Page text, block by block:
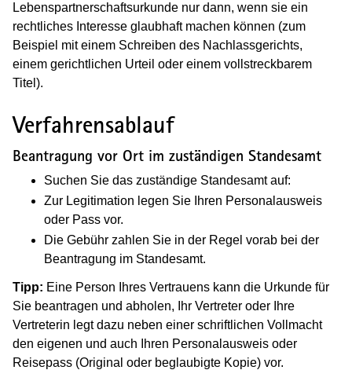
Lebenspartnerschaftsurkunde nur dann, wenn sie ein
rechtliches Interesse glaubhaft machen können (zum
Beispiel mit einem Schreiben des Nachlassgerichts,
einem gerichtlichen Urteil oder einem vollstreckbarem
Titel).
Verfahrensablauf
Beantragung vor Ort im zuständigen Standesamt
Suchen Sie das zuständige Standesamt auf:
Zur Legitimation legen Sie Ihren Personalausweis
oder Pass vor.
Die Gebühr zahlen Sie in der Regel vorab bei der
Beantragung im Standesamt.
Tipp: Eine Person Ihres Vertrauens kann die Urkunde für
Sie beantragen und abholen, Ihr Vertreter oder Ihre
Vertreterin legt dazu neben einer schriftlichen Vollmacht
den eigenen und auch Ihren Personalausweis oder
Reisepass (Original oder beglaubigte Kopie) vor.